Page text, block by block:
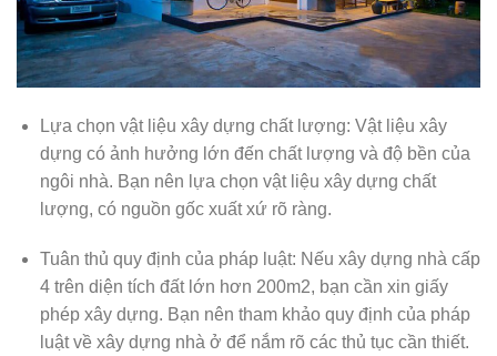
Lựa chọn vật liệu xây dựng chất lượng: Vật liệu xây
dựng có ảnh hưởng lớn đến chất lượng và độ bền của
ngôi nhà. Bạn nên lựa chọn vật liệu xây dựng chất
lượng, có nguồn gốc xuất xứ rõ ràng.
Tuân thủ quy định của pháp luật: Nếu xây dựng nhà cấp
4 trên diện tích đất lớn hơn 200m2, bạn cần xin giấy
phép xây dựng. Bạn nên tham khảo quy định của pháp
luật về xây dựng nhà ở để nắm rõ các thủ tục cần thiết.